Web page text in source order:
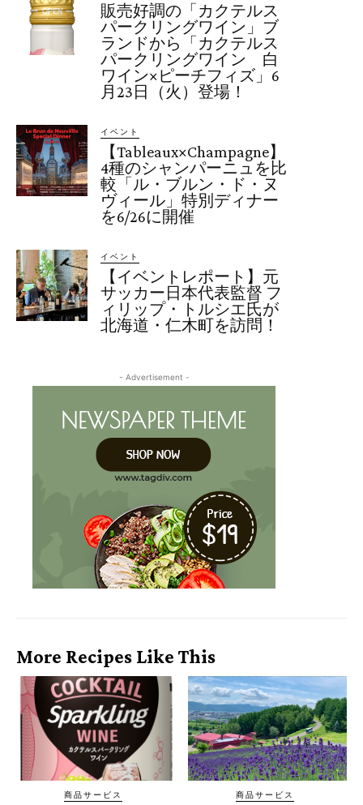
販売好調の「カクテルス
パークリングワイン」ブ
ランドから「カクテルス
パークリングワイン 白
ワイン×ピーチフィズ」6
月23日（火）登場！
イベント
【Tableaux×Champagne】
4種のシャンパーニュを比
較「ル・ブルン・ド・ヌ
ヴィール」特別ディナー
を6/26に開催
イベント
【イベントレポート】元
サッカー日本代表監督 フ
ィリップ・トルシエ氏が
北海道・仁木町を訪問！
- Advertisement -
More Recipes Like This
商品サービス 商品サービス